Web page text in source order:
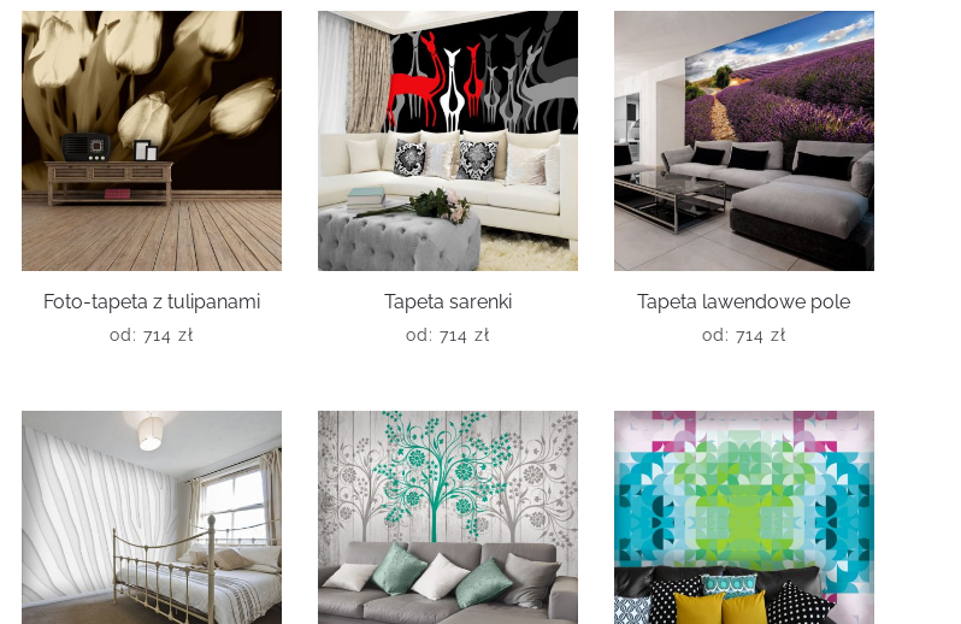
Foto-tapeta z tulipanami
od: 714 zł
Tapeta sarenki
od: 714 zł
Tapeta lawendowe pole
od: 714 zł